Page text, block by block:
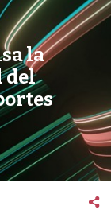
la
del